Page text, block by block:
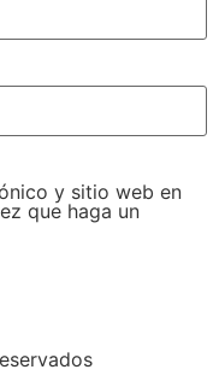
y sitio web en
que haga un